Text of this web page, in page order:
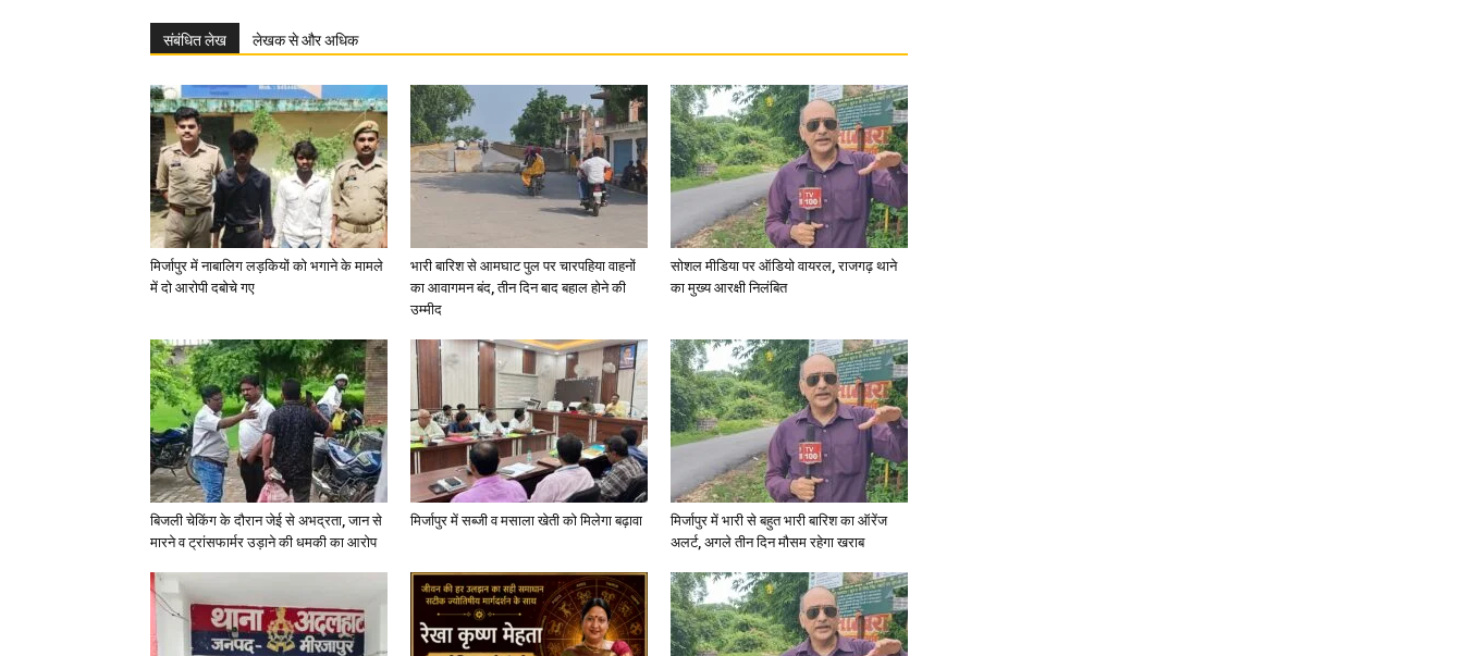
संबंधित लेख लेखक से और अधिक
मिर्जापुर में नाबालिग लड़कियों को भगाने के मामले
में दो आरोपी दबोचे गए
भारी बारिश से आमघाट पुल पर चारपहिया वाहनों
का आवागमन बंद, तीन दिन बाद बहाल होने की
उम्मीद
सोशल मीडिया पर ऑडियो वायरल, राजगढ़ थाने
का मुख्य आरक्षी निलंबित
बिजली चेकिंग के दौरान जेई से अभद्रता, जान से
मारने व ट्रांसफार्मर उड़ाने की धमकी का आरोप
मिर्जापुर में सब्जी व मसाला खेती को मिलेगा बढ़ावा
मिर्जापुर में भारी से बहुत भारी बारिश का ऑरेंज
अलर्ट, अगले तीन दिन मौसम रहेगा खराब